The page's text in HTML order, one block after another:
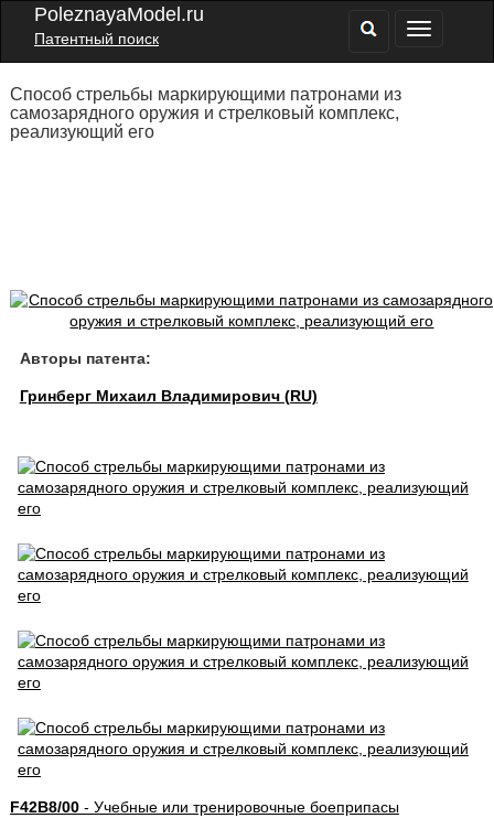
PoleznayaModel.ru
Патентный поиск
Способ стрельбы маркирующими патронами из
самозарядного оружия и стрелковый комплекс,
реализующий его
Авторы патента:
Гринберг Михаил Владимирович (RU)
F42B8/00- Учебные или тренировочные боеприпасы